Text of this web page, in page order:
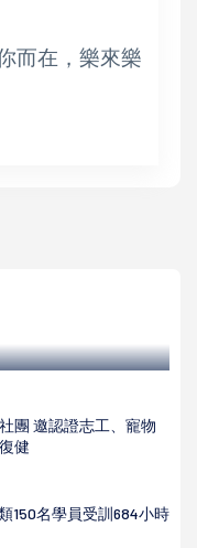
而在，樂來樂
團 邀認證志工、寵物
健
150名學員受訓684小時